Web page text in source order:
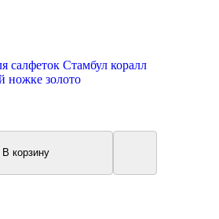
салфеток Стамбул коралл
ножке золото
В корзину